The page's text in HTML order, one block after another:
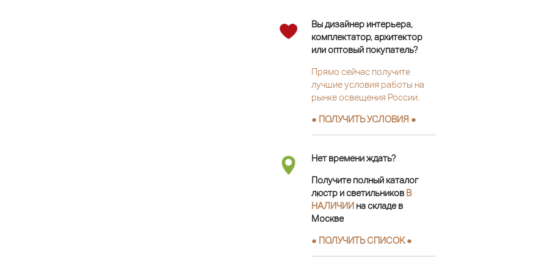
Вы дизайнер интерьера,
комплектатор, архитектор
или оптовый покупатель?
Прямо сейчас получите
лучшие условия работы на
рынке освещения России.
● ПОЛУЧИТЬ УСЛОВИЯ ●
Нет времени ждать?
Получите полный каталог
люстр и светильников В
НАЛИЧИИ на складе в
Москве
● ПОЛУЧИТЬ СПИСОК ●